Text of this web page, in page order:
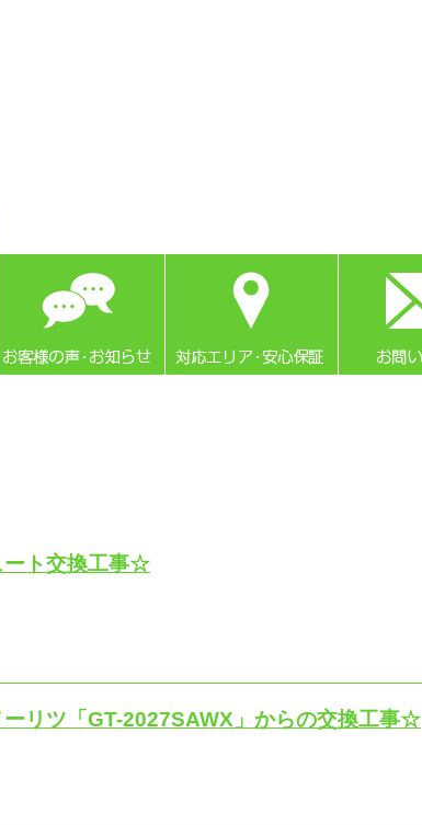
ート交換工事☆
リツ「GT-2027SAWX」からの交換工事☆